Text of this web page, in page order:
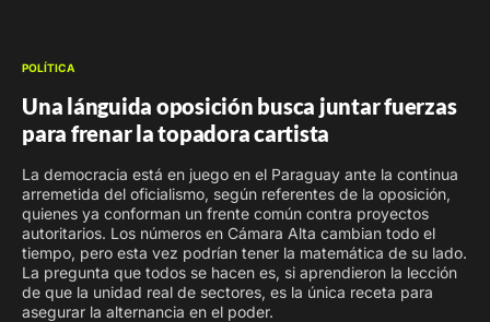
POLÍTICA
Una lánguida oposición busca juntar fuerzas
para frenar la topadora cartista
La democracia está en juego en el Paraguay ante la continua
arremetida del oficialismo, según referentes de la oposición,
quienes ya conforman un frente común contra proyectos
autoritarios. Los números en Cámara Alta cambian todo el
tiempo, pero esta vez podrían tener la matemática de su lado.
La pregunta que todos se hacen es, si aprendieron la lección
de que la unidad real de sectores, es la única receta para
asegurar la alternancia en el poder.